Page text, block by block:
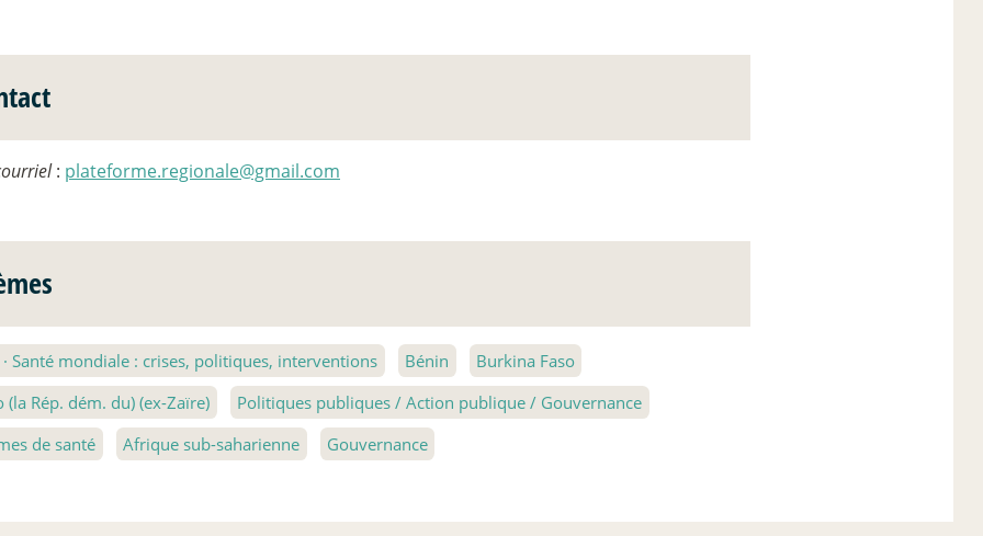
: plateforme.regionale@gmail.com
· Santé mondiale : crises, politiques, interventions Bénin
Burkina Faso
(la Rép. dém. du) (ex-Zaïre)
Politiques publiques / Action publique / Gouvernance
de santé
Afrique sub-saharienne Gouvernance